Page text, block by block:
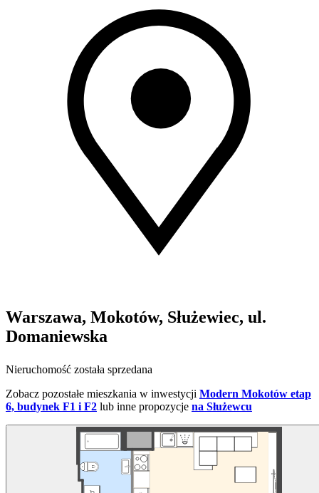
Warszawa, Mokotów, Służewiec, ul.
Domaniewska
Nieruchomość została sprzedana
Zobacz pozostałe mieszkania w inwestycji Modern Mokotów etap
6, budynek F1 i F2 lub inne propozycje na Służewcu